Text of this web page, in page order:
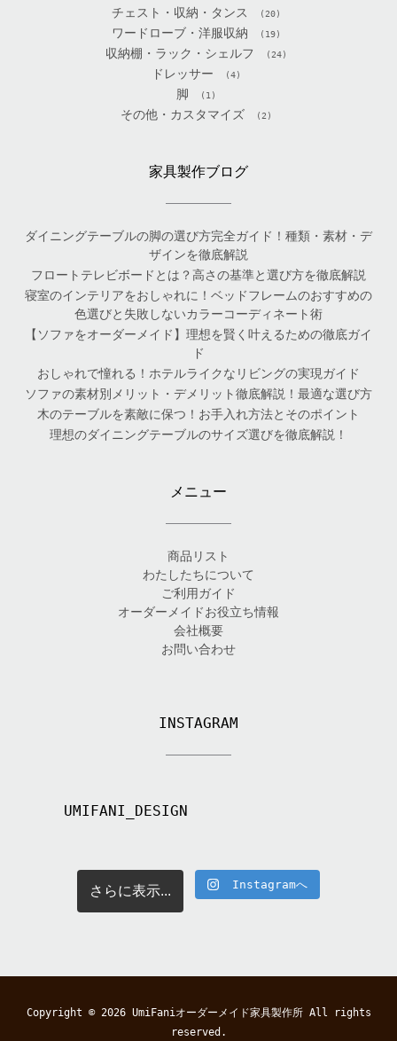
チェスト・収納・タンス (20)
ワードローブ・洋服収納 (19)
収納棚・ラック・シェルフ (24)
ドレッサー (4)
脚 (1)
その他・カスタマイズ (2)
家具製作ブログ
ダイニングテーブルの脚の選び方完全ガイド！種類・素材・デ
ザインを徹底解説
フロートテレビボードとは？高さの基準と選び方を徹底解説
寝室のインテリアをおしゃれに！ベッドフレームのおすすめの
色選びと失敗しないカラーコーディネート術
【ソファをオーダーメイド】理想を賢く叶えるための徹底ガイ
ド
おしゃれで憧れる！ホテルライクなリビングの実現ガイド
ソファの素材別メリット・デメリット徹底解説！最適な選び方
木のテーブルを素敵に保つ！お手入れ方法とそのポイント
理想のダイニングテーブルのサイズ選びを徹底解説！
メニュー
商品リスト
わたしたちについて
ご利用ガイド
オーダーメイドお役立ち情報
会社概要
お問い合わせ
INSTAGRAM
UMIFANI_DESIGN
さらに表示... Instagramへ
Copyright © 2026 UmiFaniオーダーメイド家具製作所All rights
reserved.